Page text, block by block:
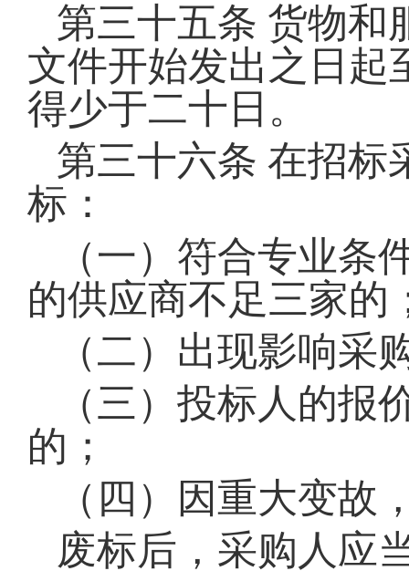
第三十五条 货物和
文件开始发出之日起
得少于二十日。
第三十六条 在招标
标：
（一）符合专业
的供应商不足三家的
（二）出现影响采
（三）投标人的
的；
（四）因重大变故
废标后，采购人应